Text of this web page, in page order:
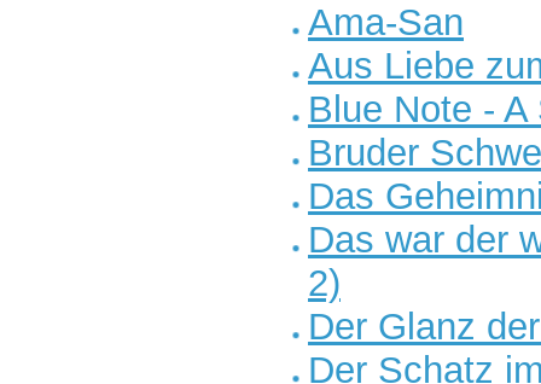
Ama-San
Aus Liebe
Blue Note -
Bruder
Das
Das war der
2)
Der Glanz
Der Schatz